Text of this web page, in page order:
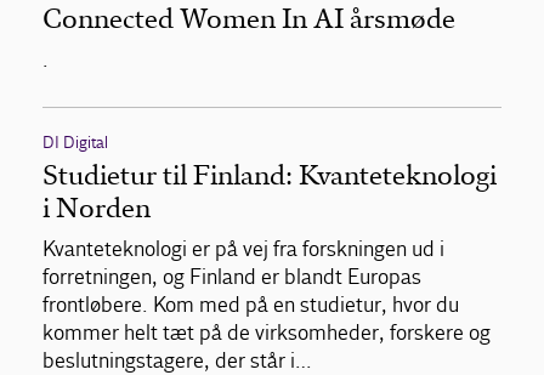
Connected Women In AI årsmøde
.
DI Digital
Studietur til Finland: Kvanteteknologi
i Norden
Kvanteteknologi er på vej fra forskningen ud i
forretningen, og Finland er blandt Europas
frontløbere. Kom med på en studietur, hvor du
kommer helt tæt på de virksomheder, forskere og
beslutningstagere, der står i…